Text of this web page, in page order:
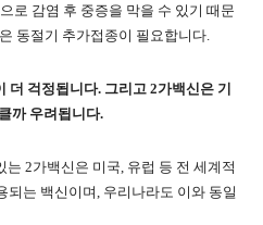
로 감염 후 중증을 막을 수 있기 때문
동절기 추가접종이 필요합니다.
걱정됩니다. 그리고 2가백신은 기
까 우려됩니다.
2가백신은 미국, 유럽 등 전 세계적
되는 백신이며, 우리나라도 이와 동일